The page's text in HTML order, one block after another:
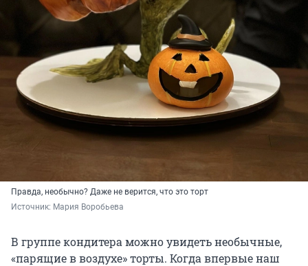
Правда, необычно? Даже не верится, что это торт
Источник: Мария Воробьева
В группе кондитера можно увидеть необычные,
«парящие в воздухе» торты. Когда впервые наш